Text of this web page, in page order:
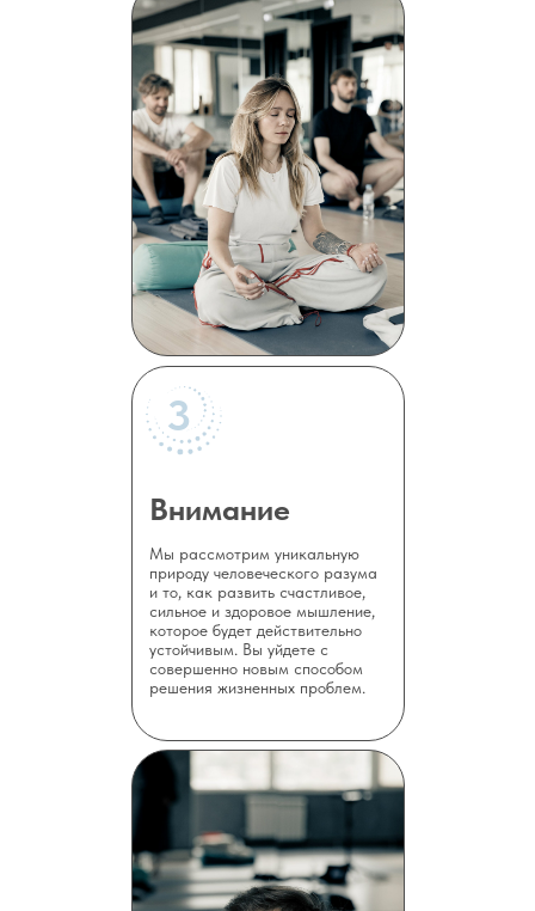
Внимание
3
Мы рассмотрим уникальную
природу человеческого разума
и то, как развить счастливое,
сильное и здоровое мышление,
которое будет действительно
устойчивым. Вы уйдете с
совершенно новым способом
решения жизненных проблем.